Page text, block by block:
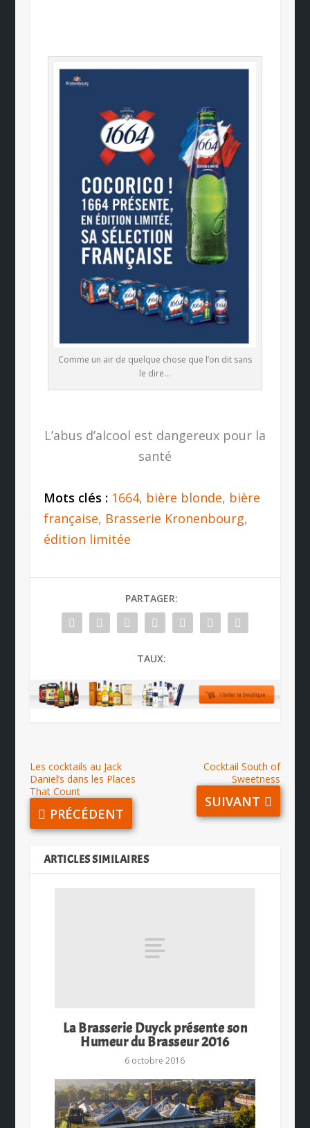
Comme un air de quelque chose que l’on dit sans
le dire…
L’abus d’alcool est dangereux pour la
santé
Mots clés : 1664, bière blonde, bière
française, Brasserie Kronenbourg,
édition limitée
PARTAGER:
TAUX:
Les cocktails au Jack
Daniel’s dans les Places
That Count
PRÉCÉDENT
Cocktail South of
Sweetness
SUIVANT
ARTICLES SIMILAIRES
La Brasserie Duyck présente son
Humeur du Brasseur 2016
6 octobre 2016